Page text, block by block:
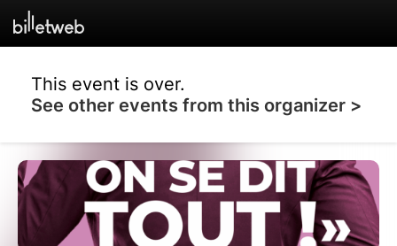
This event is over.
See other events from this organizer >